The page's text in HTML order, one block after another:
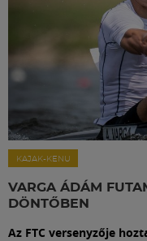
KAJAK-KENU
VARGA ÁDÁM
DÖNTŐBEN
Az FTC versenyzője
Jegyek
FM YouTube +
Hírek
Labdarúgás